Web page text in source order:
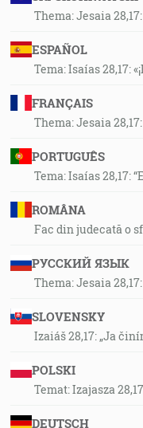
Thema: Jesaia
ESPAÑOL
Tema: Isaías 28,17:
FRANÇAIS
Thema: Jesaia
PORTUGUÊS
Tema: Isaías 28,17:
ROMÂNA
Fac din judecată o
РУССКИЙ ЯЗЫК
Thema: Jesaia
SLOVENSKY
Izaiáš 28,17: „Ja
POLSKI
Temat: Izajasza
DEUTSCH